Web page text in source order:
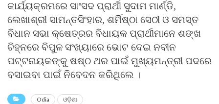
କାର୍ଯ୍ୟକ୍ରମରେ ସାଂସଦ ପ୍ରାର୍ଥୀ ସୁଦାମ ମାର୍ଣ୍ଡି,
ଲେଖାଶ୍ରୀ ସାମନ୍ତସିଂହାର, ଶର୍ମିଷ୍ଠା ସେଠୀ ଓ ସମସ୍ତ
ବିଧାନ ସଭା କ୍ଷେତ୍ରର ବିଧାୟକ ପ୍ରାର୍ଥୀମାନେ ଶଙ୍ଖ
ଚିହ୍ନରେ ବିପୁଳ ସଂଖ୍ୟାରେ ଭୋଟ ଦେଇ ନବୀନ
ପଟ୍ଟନାୟକଙ୍କୁ ଷଷ୍ଠ ଥର ପାଇଁ ମୁଖ୍ୟମନ୍ତ୍ରୀ ପଦରେ
ବସାଇବା ପାଇଁ ନିବେଦନ କରିଥିଲେ ।
Odia ଓଡ଼ିଶା